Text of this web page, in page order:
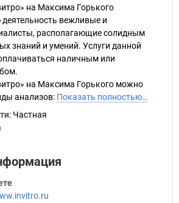
на Максима Горького
вежливые и
располагающие солидным
знаний и умений. Услуги данной
наличным или
на Максима Горького можно
анализов: Показать полностью…
: Частная